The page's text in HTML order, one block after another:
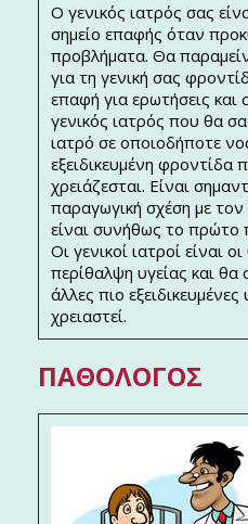
Ο γενικός ιατρός σας
σημείο επαφής όταν
προβλήματα. Θα
για τη γενική σας
επαφή για ερωτήσεις και
γενικός ιατρός που θα
ιατρό σε οποιοδήποτε
εξειδικευμένη φροντίδα
χρειάζεσται. Είναι
παραγωγική σχέση με
είναι συνήθως το
Οι γενικοί ιατροί είναι
περίθαλψη υγείας και
άλλες πιο
χρειαστεί.
ΠΑΘΟΛΌΓΟΣ